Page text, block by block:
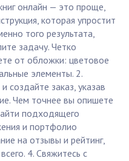
онлайн — это проще,
которая упростит
того результата,
задачу. Четко
от обложки: цветовое
элементы. 2.
создайте заказ, указав
Чем точнее вы опишете
подходящего
и портфолио
на отзывы и рейтинг,
4. Свяжитесь с